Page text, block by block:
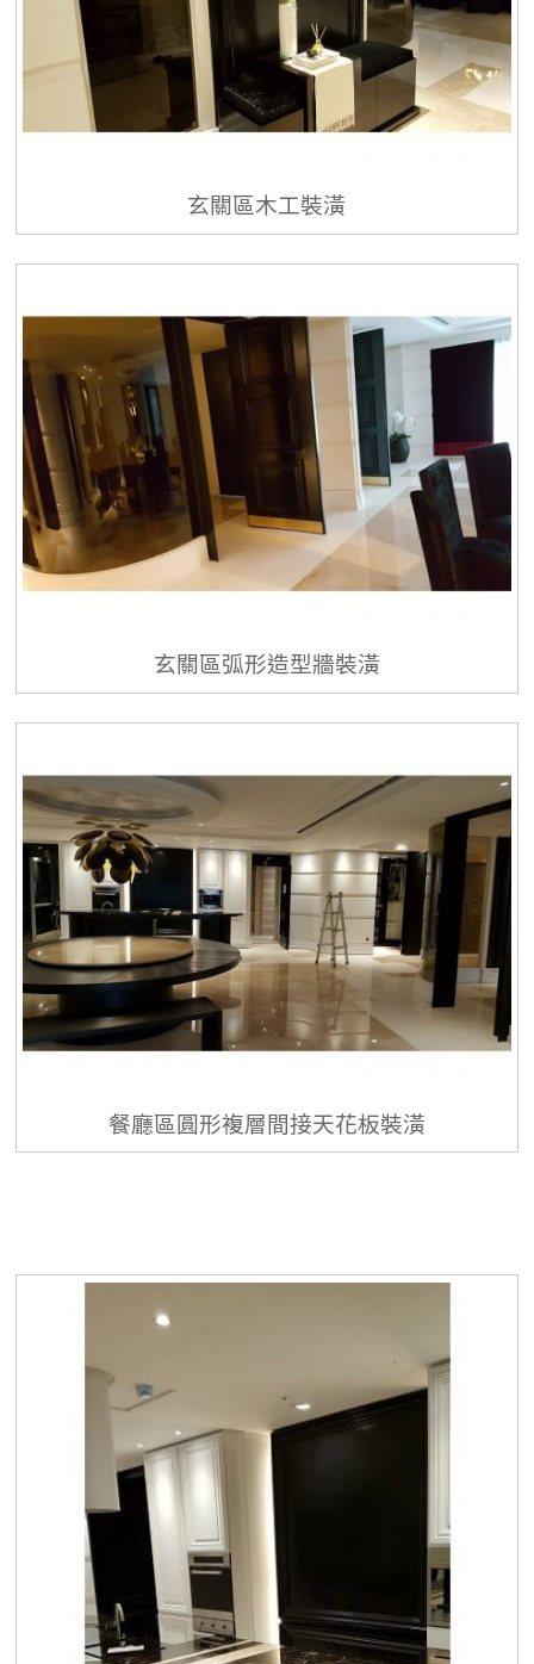
玄關區木工裝潢
玄關區弧形造型牆裝潢
餐廳區圓形複層間接天花板裝潢